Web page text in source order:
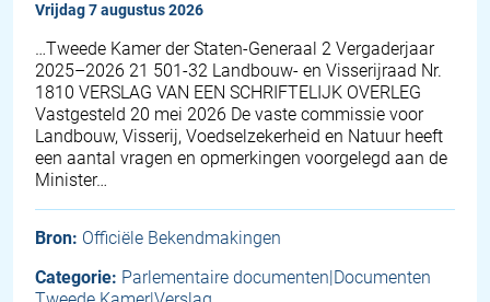
vrijdag 7 augustus 2026
…Tweede Kamer der Staten-Generaal 2 Vergaderjaar
2025–2026 21 501-32 Landbouw- en Visserijraad Nr.
1810 VERSLAG VAN EEN SCHRIFTELIJK OVERLEG
Vastgesteld 20 mei 2026 De vaste commissie voor
Landbouw, Visserij, Voedselzekerheid en Natuur heeft
een aantal vragen en opmerkingen voorgelegd aan de
Minister…
Bron: Officiële Bekendmakingen
Categorie: Parlementaire documenten|Documenten